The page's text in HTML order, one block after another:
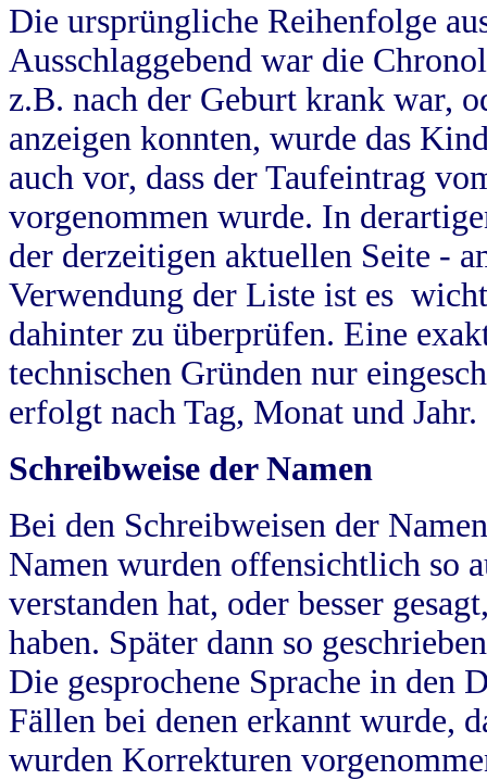
Die ursprüngliche Reihenfolge
Ausschlaggebend war die
z.B. nach der Geburt krank war,
anzeigen konnten, wurde das
auch vor, dass der Taufeintrag
vorgenommen wurde. In
der derzeitigen aktuellen Seite -
Verwendung der Liste ist es
dahinter zu überprüfen. Eine
technischen Gründen nur
erfolgt nach Tag, Monat und Jahr.
Schreibweise der Namen
Bei den Schreibweisen der
Namen wurden offensichtlich so
verstanden hat, oder besser
haben. Später dann so
Die gesprochene Sprache in
Fällen bei denen erkannt wurde,
wurden Korrekturen